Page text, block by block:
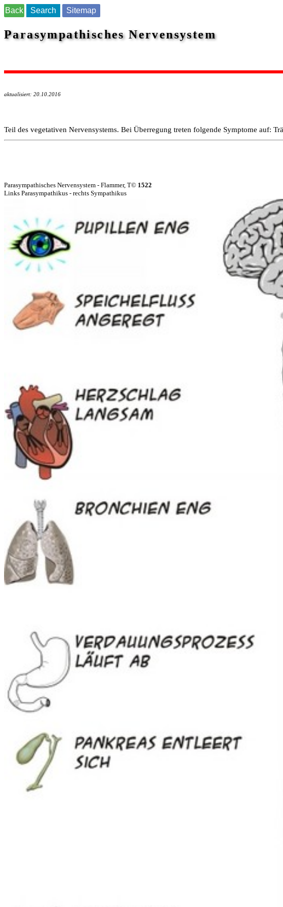
Back Search Sitemap
Parasympathisches Nervensystem
aktualisiert: 20.10.2016
Teil des vegetativen Nervensystems. Bei Überregung treten folgende Symptome auf:
Parasympathisches Nervensystem - Flammer, T© 1522
Links Parasympathikus - rechts Sympathikus